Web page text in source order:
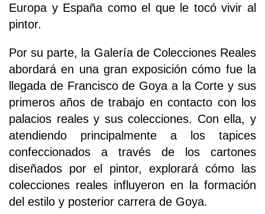
Europa y España como el que le tocó vivir al
pintor.
Por su parte, la Galería de Colecciones Reales
abordará en una gran exposición cómo fue la
llegada de Francisco de Goya a la Corte y sus
primeros años de trabajo en contacto con los
palacios reales y sus colecciones. Con ella, y
atendiendo principalmente a los tapices
confeccionados a través de los cartones
diseñados por el pintor, explorará cómo las
colecciones reales influyeron en la formación
del estilo y posterior carrera de Goya.